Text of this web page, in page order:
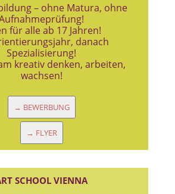
– ohne Matura, ohne
für alle ab 17 Jahren!
danach
Spezialisierung!
kreativ denken, arbeiten,
wachsen!
→ BEWERBUNG
→ FLYER
SCHOOL VIENNA